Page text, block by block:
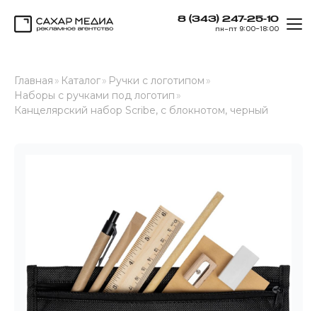
8 (343) 247-25-10
пн–пт 9:00–18:00
Главная » Каталог» Ручки с логотипом »
Наборы с ручками под логотип »
Канцелярский набор Scribe, с блокнотом, черный